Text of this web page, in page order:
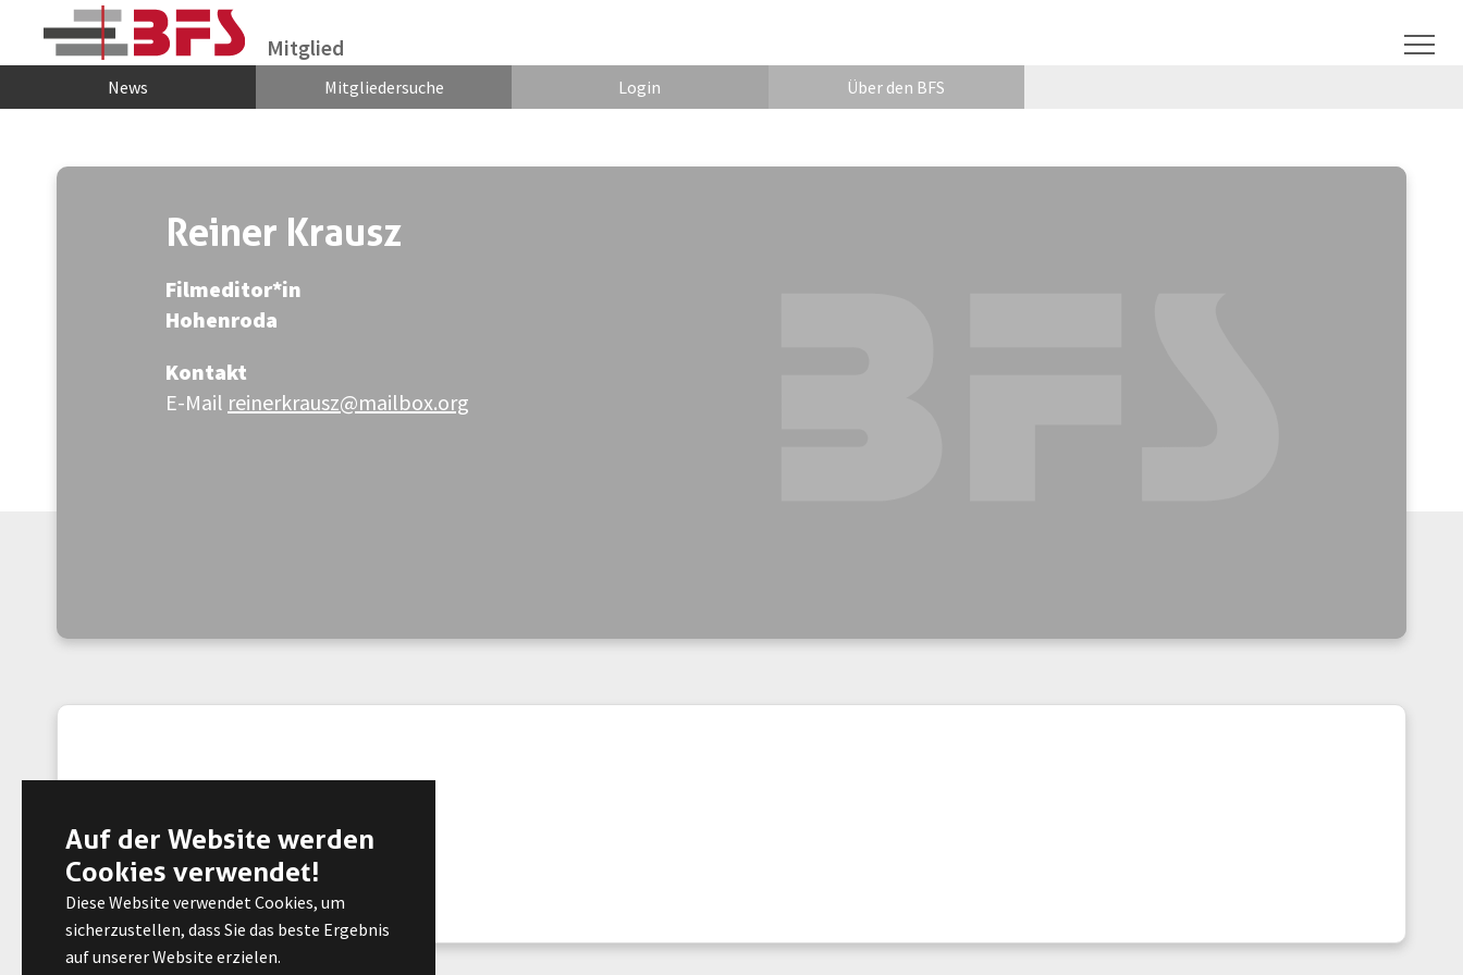
Auf der Website werden
Cookies verwendet!
Diese Website verwendet Cookies, um
sicherzustellen, dass Sie das beste Ergebnis
auf unserer Website erzielen.
Zum Hauptinhalt springen
Mitglied
News Mitgliedersuche Login Über den BFS
Reiner Krausz
Filmeditor*in
Hohenroda
Kontakt
E-Mail reinerkrausz@mailbox.org
Vita